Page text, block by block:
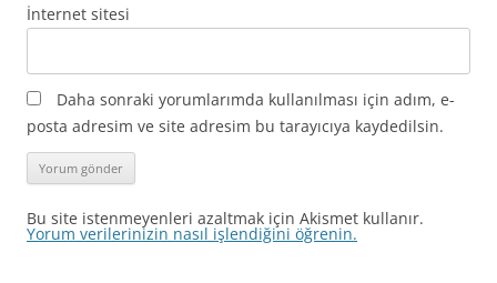
İnternet sitesi
Daha sonraki yorumlarımda kullanılması için adım, e-
posta adresim ve site adresim bu tarayıcıya kaydedilsin.
Bu site istenmeyenleri azaltmak için Akismet kullanır.
Yorum verilerinizin nasıl işlendiğini öğrenin.